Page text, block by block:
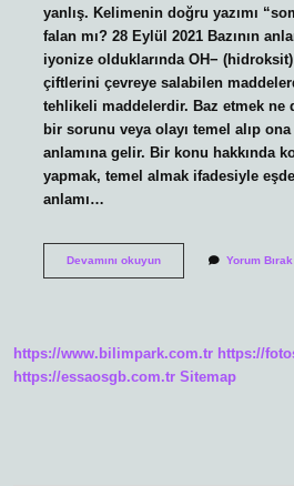
yanlış. Kelimenin doğru yazımı
falan mı? 28 Eylül 2021 Bazının
iyonize olduklarında OH−
çiftlerini çevreye salabilen
tehlikeli maddelerdir. Baz etmek ne
bir sorunu veya olayı temel alıp
anlamına gelir. Bir konu hakkında
yapmak, temel almak ifadesiyle
anlamı…
Devamını okuyunBazısı
Yorum Bırak
https://www.bilimpark.com.tr https://
https://essaosgb.com.tr Sitemap